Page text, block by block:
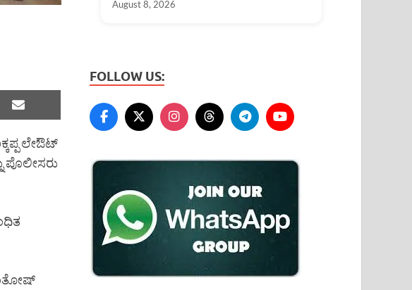
ಲೇಔಟ್
ಪೊಲೀಸರು
August 8, 2026
FOLLOW US: